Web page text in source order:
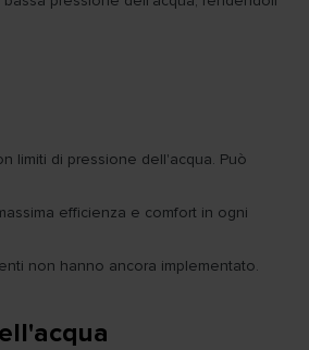
limiti di pressione dell'acqua. Può
efficienza e comfort in ogni
non hanno ancora implementato.